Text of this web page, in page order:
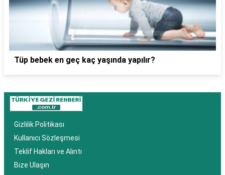
Tüp bebek en geç kaç yaşında yapılır?
Gizlilik Politikası
Kullanıcı Sözleşmesi
Teklif Hakları ve Alıntı
Bize Ulaşın